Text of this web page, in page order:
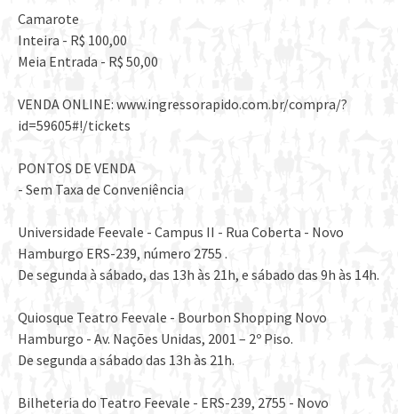
Camarote
Inteira - R$ 100,00
Meia Entrada - R$ 50,00
VENDA ONLINE: www.ingressorapido.com.br/compra/?
id=59605#!/tickets
PONTOS DE VENDA
- Sem Taxa de Conveniência
Universidade Feevale - Campus II - Rua Coberta - Novo
Hamburgo ERS-239, número 2755 .
De segunda à sábado, das 13h às 21h, e sábado das 9h às 14h.
Quiosque Teatro Feevale - Bourbon Shopping Novo
Hamburgo - Av. Nações Unidas, 2001 – 2º Piso.
De segunda a sábado das 13h às 21h.
Bilheteria do Teatro Feevale - ERS-239, 2755 - Novo